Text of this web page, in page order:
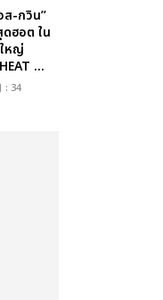
ส-กวิน”
ฮอต ใน
หญ่
...
: 34